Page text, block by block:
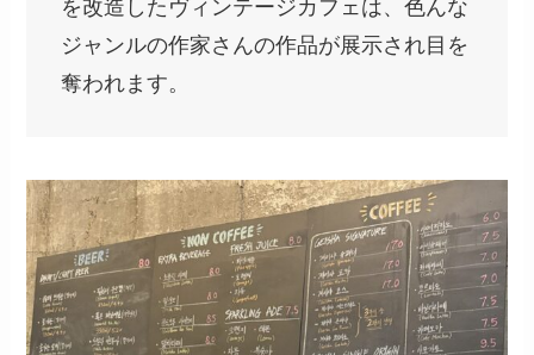
を改造したヴィンテージカフェは、色んな
ジャンルの作家さんの作品が展示され目を
奪われます。